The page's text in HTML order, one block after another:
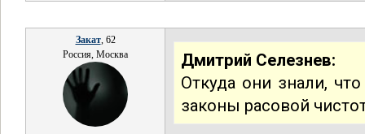
Закат, 62
Россия, Москва
Дмитрий Селезнев:
Откуда они знали,
законы расовой